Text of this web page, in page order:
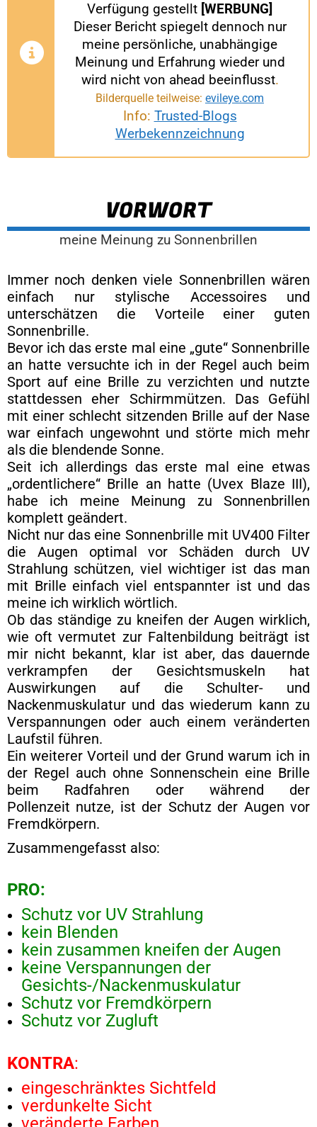
Verfügung gestellt [WERBUNG]
Dieser Bericht spiegelt dennoch nur
meine persönliche, unabhängige
Meinung und Erfahrung wieder und
wird nicht von ahead beeinflusst.
Bilderquelle teilweise: evileye.com
Info: Trusted-Blogs
Werbekennzeichnung
VORWORT
meine Meinung zu Sonnenbrillen
Immer noch denken viele Sonnenbrillen wären
einfach nur stylische Accessoires und
unterschätzen die Vorteile einer guten
Sonnenbrille.
Bevor ich das erste mal eine „gute“ Sonnenbrille
an hatte versuchte ich in der Regel auch beim
Sport auf eine Brille zu verzichten und nutzte
stattdessen eher Schirmmützen. Das Gefühl
mit einer schlecht sitzenden Brille auf der Nase
war einfach ungewohnt und störte mich mehr
als die blendende Sonne.
Seit ich allerdings das erste mal eine etwas
„ordentlichere“ Brille an hatte (Uvex Blaze III),
habe ich meine Meinung zu Sonnenbrillen
komplett geändert.
Nicht nur das eine Sonnenbrille mit UV400 Filter
die Augen optimal vor Schäden durch UV
Strahlung schützen, viel wichtiger ist das man
mit Brille einfach viel entspannter ist und das
meine ich wirklich wörtlich.
Ob das ständige zu kneifen der Augen wirklich,
wie oft vermutet zur Faltenbildung beiträgt ist
mir nicht bekannt, klar ist aber, das dauernde
verkrampfen der Gesichtsmuskeln hat
Auswirkungen auf die Schulter- und
Nackenmuskulatur und das wiederum kann zu
Verspannungen oder auch einem veränderten
Laufstil führen.
Ein weiterer Vorteil und der Grund warum ich in
der Regel auch ohne Sonnenschein eine Brille
beim Radfahren oder während der
Pollenzeit nutze, ist der Schutz der Augen vor
Fremdkörpern.
Zusammengefasst also:
PRO:
Schutz vor UV Strahlung
kein Blenden
kein zusammen kneifen der Augen
keine Verspannungen der
Gesichts-/Nackenmuskulatur
Schutz vor Fremdkörpern
Schutz vor Zugluft
KONTRA:
eingeschränktes Sichtfeld
verdunkelte Sicht